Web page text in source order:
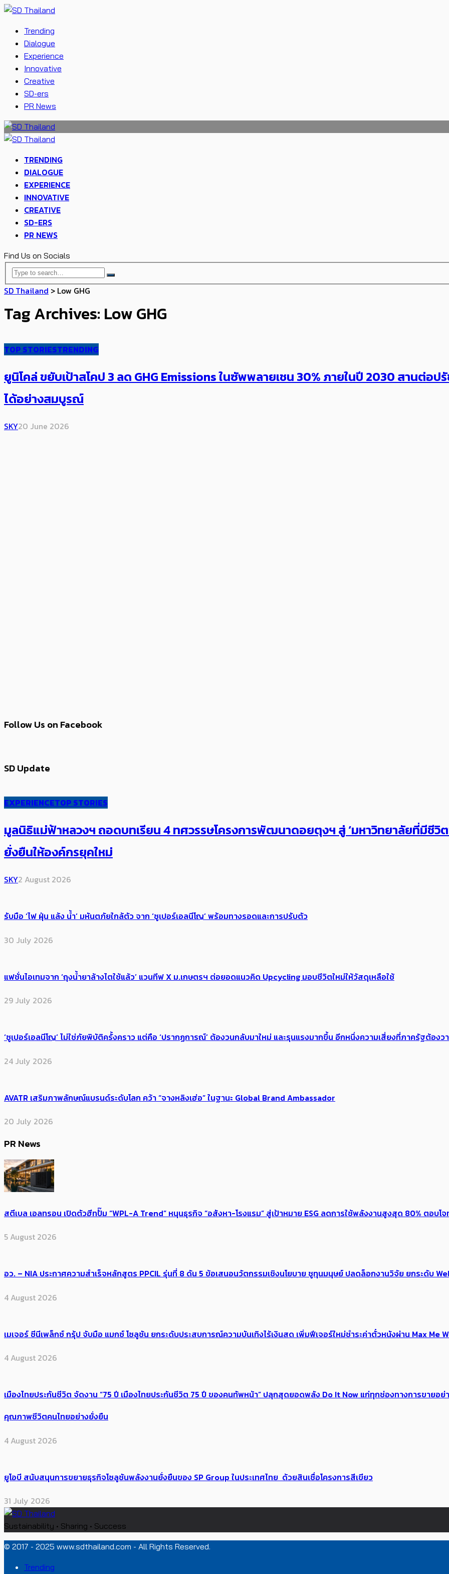
Trending
Dialogue
Experience
Innovative
Creative
SD-ers
PR News
TRENDING
DIALOGUE
EXPERIENCE
INNOVATIVE
CREATIVE
SD-ERS
PR NEWS
Find Us on Socials
SD Thailand > Low GHG
Tag Archives: Low GHG
TOP STORIESTRENDING
ยูนิโคล่ ขยับเป้าสโคป 3 ลด GHG Emissions ในซัพพลายเชน 30% ภายในปี 2030 สานต่อ
ได้อย่างสมบูรณ์
SKY20 June 2026
Follow Us on Facebook
SD Update
EXPERIENCETOP STORIES
มูลนิธิแม่ฟ้าหลวงฯ ถอดบทเรียน 4 ทศวรรษโครงการพัฒนาดอยตุงฯ สู่ ‘มหาวิทยาลัยที่มีชี
ยั่งยืนให้องค์กรยุคใหม่
SKY2 August 2026
รับมือ ‘ไฟ ฝุ่น แล้ง น้ำ’ มหันตภัยใกล้ตัว จาก ‘ซูเปอร์เอลนีโญ’ พร้อมทางรอดและการปรับตัว
30 July 2026
แฟชั่นไอเทมจาก ‘ถุงน้ำยาล้างไตใช้แล้ว’ แวนทีฟ X ม.เกษตรฯ ต่อยอดแนวคิด Upcycling มอบชีวิตใหม่ให้วัสดุเหลือใช้
29 July 2026
‘ซูเปอร์เอลนีโญ’ ไม่ใช่ภัยพิบัติครั้งคราว แต่คือ ‘ปรากฏการณ์’ ​ต้อง​วนกลับมาใหม่ และรุนแรงมากขึ้น อีกหนึ่งความเสี่ยงที่ภาครัฐต้อง
24 July 2026
AVATR เสริมภาพลักษณ์แบรนด์ระดับโลก คว้า “จางหลิงเฮ่อ” ในฐานะ Global Brand Ambassador
20 July 2026
PR News
สตีเบล เอลทรอน เปิดตัวฮีทปั๊ม “WPL-A Trend” หนุนธุรกิจ “อสังหา-โรงแรม” สู่เป้าหมาย ESG ลดการใช้พลังงานสูงสุด 80% ตอบโ
5 August 2026
อว. – NIA ประกาศความสำเร็จหลักสูตร PPCIL รุ่นที่ 8 ดัน 5 ข้อเสนอนวัตกรรมเชิงนโยบาย ชูทุนมนุษย์ ปลดล็อกงานวิจัย ยกระดับ
4 August 2026
เมเจอร์ ซีนีเพล็กซ์ กรุ้ป จับมือ แมกซ์ โซลูชัน ยกระดับประสบการณ์ความบันเทิงไร้เงินสด เพิ่มฟีเจอร์ใหม่ชำระค่าตั๋วหนังผ่าน Max
4 August 2026
เมืองไทยประกันชีวิต จัดงาน “75 ปี เมืองไทยประกันชีวิต 75 ปี ของคนทัพหน้า” ปลุกสุดยอดพลัง Do It Now แก่ทุกช่องทางการขาย
คุณภาพชีวิตคนไทยอย่างยั่งยืน
4 August 2026
ยูโอบี สนับสนุนการขยายธุรกิจโซลูชันพลังงานยั่งยืนของ SP Group ในประเทศไทย ด้วยสินเชื่อโครงการสีเขียว
31 July 2026
Sustainability • Sharing • Success
© 2017 - 2025 www.sdthailand.com - All Rights Reserved.
Trending